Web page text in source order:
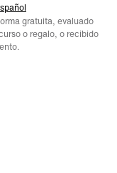
gratuita, evaluado
o regalo, o recibido